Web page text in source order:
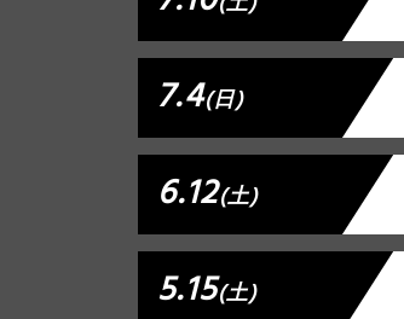
7.4(日)
6.12(土)
5.15(土)